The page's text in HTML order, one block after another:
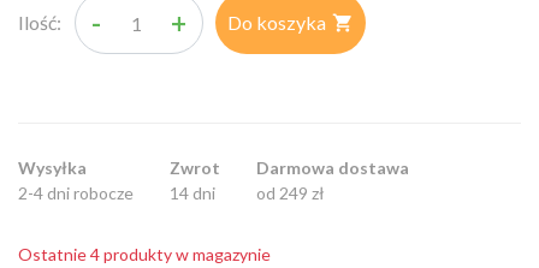
Ilość: - + Do koszyka 
Wysyłka
2-4 dni robocze
Zwrot
14 dni
Darmowa dostawa
od 249 zł
Ostatnie 4 produkty w magazynie